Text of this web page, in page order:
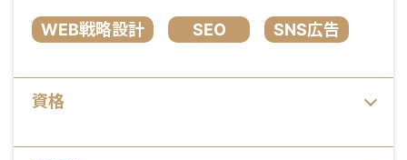
WEB戦略設計 SEO SNS広告
資格